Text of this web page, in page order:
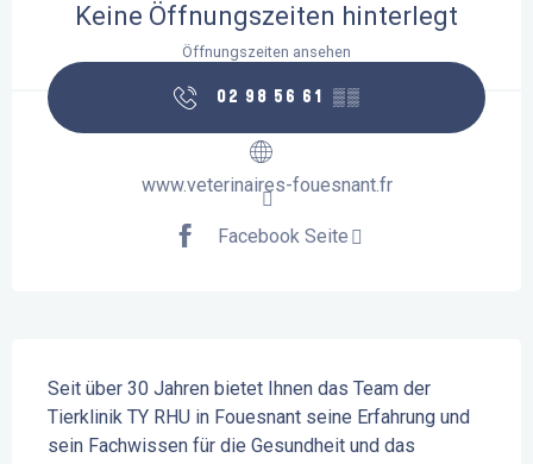
Keine Öffnungszeiten hinterlegt
Öffnungszeiten ansehen
02 98 56 61 ▒▒
www.veterinaires-fouesnant.fr
Facebook Seite
Seit über 30 Jahren bietet Ihnen das Team der
Tierklinik TY RHU in Fouesnant seine Erfahrung und
sein Fachwissen für die Gesundheit und das